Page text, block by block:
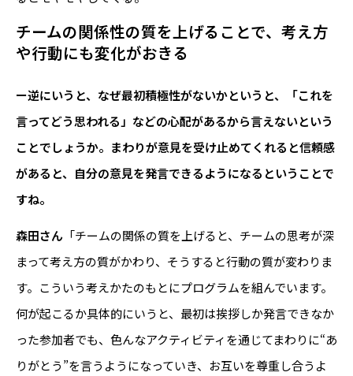
チームの関係性の質を上げることで、考え方
や行動にも変化がおきる
ー逆にいうと、なぜ最初積極性がないかというと、「これを
言ってどう思われる」などの心配があるから言えないという
ことでしょうか。まわりが意見を受け止めてくれると信頼感
があると、自分の意見を発言できるようになるということで
すね。
森田さん 「チームの関係の質を上げると、チームの思考が深
まって考え方の質がかわり、そうすると行動の質が変わりま
す。こういう考えかたのもとにプログラムを組んでいます。
何が起こるか具体的にいうと、最初は挨拶しか発言できなか
った参加者でも、色んなアクティビティを通じてまわりに“あ
りがとう”を言うようになっていき、お互いを尊重し合うよ